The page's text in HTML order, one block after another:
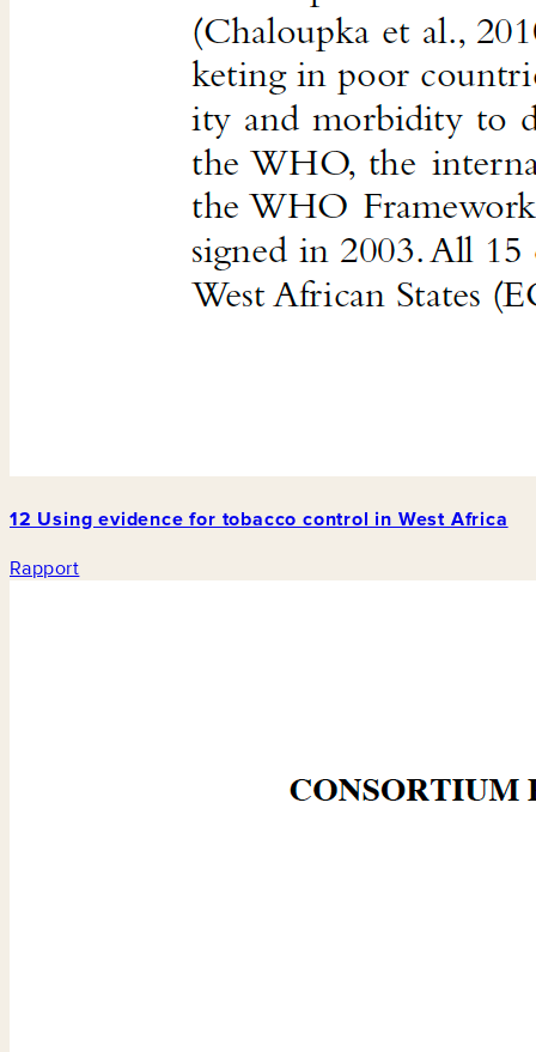
12 Using evidence for tobacco control in West Africa
Rapport